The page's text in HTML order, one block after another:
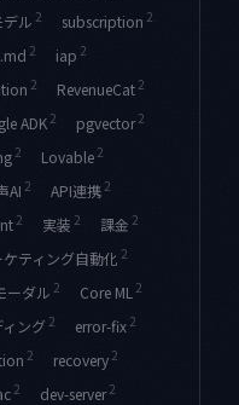
デル 2 subscription 2
2 iap 2
2 RevenueCat 2
ADK2 pgvector 2
2 Lovable 2
AI 2 API連携 2
2 実装 2 課金 2
ケティング自動化 2
ーダル 2 Core ML 2
ング 2 error-fix 2
2 recovery 2
2 dev-server 2